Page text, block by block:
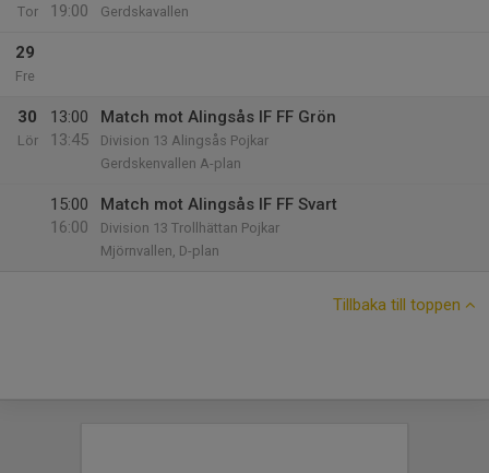
Tor
19:00
Gerdskavallen
29
Fre
30
Lör
13:00
13:45
Match mot Alingsås IF FF Grön
Division 13 Alingsås Pojkar
Gerdskenvallen A-plan
15:00
16:00
Match mot Alingsås IF FF Svart
Division 13 Trollhättan Pojkar
Mjörnvallen, D-plan
Tillbaka till toppen